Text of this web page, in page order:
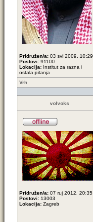
Pridružen/a: 03 svi 2009, 10:29
Postovi: 91100
Lokacija: Institut za razna i
ostala pitanja
Vrh
volvoks
Pridružen/a: 07 ruj 2012, 20:35
Postovi: 13003
Lokacija: Zagreb